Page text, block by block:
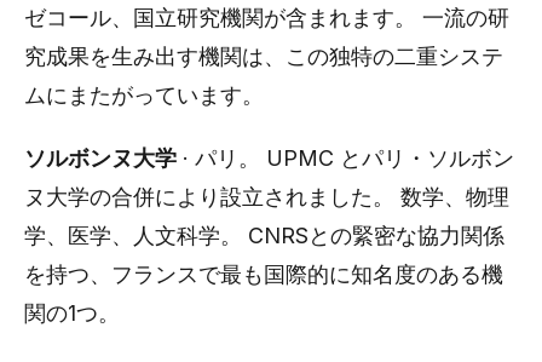
ゼコール、国立研究機関が含まれます。 一流の研
究成果を生み出す機関は、この独特の二重システ
ムにまたがっています。
ソルボンヌ大学 · パリ。 UPMC とパリ・ソルボン
ヌ大学の合併により設立されました。 数学、物理
学、医学、人文科学。 CNRSとの緊密な協力関係
を持つ、フランスで最も国際的に知名度のある機
関の1つ。